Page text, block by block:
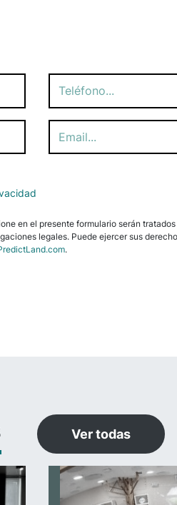
en el presente formulario serán
legales. Puede ejercer sus
.
Ver todas